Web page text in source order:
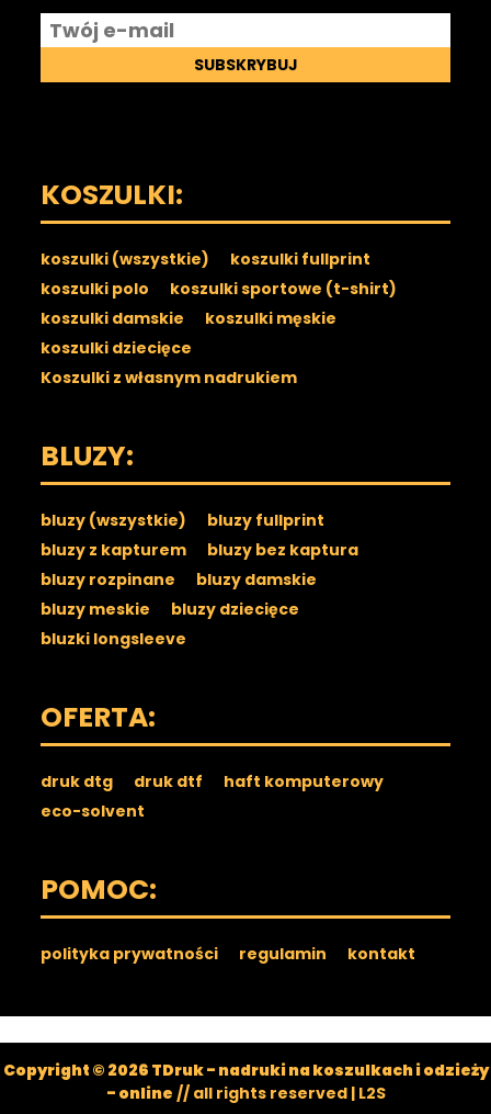
SUBSKRYBUJ
KOSZULKI:
koszulki (wszystkie)
koszulki fullprint
koszulki polo
koszulki sportowe (t-shirt)
koszulki damskie
koszulki męskie
koszulki dziecięce
Koszulki z własnym nadrukiem
BLUZY:
bluzy (wszystkie)
bluzy fullprint
bluzy z kapturem
bluzy bez kaptura
bluzy rozpinane
bluzy damskie
bluzy meskie
bluzy dziecięce
bluzki longsleeve
OFERTA:
druk dtg druk dtf
haft komputerowy
eco-solvent
POMOC:
polityka prywatności regulamin kontakt
Copyright © 2026 TDruk - nadruki na koszulkach i odzieży
- online // all rights reserved | L2S